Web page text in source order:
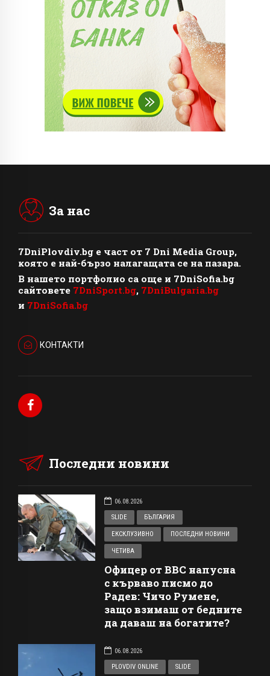
За нас
7DniPlovdiv.bg e част от 7 Dni Media Group,
която е най-бързо налагащата се на пазара.
В нашето портфолио са още и 7DniSofia.bg
сайтовете 7DniSport.bg, 7DniBulgaria.bg
и 7DniSofia.bg
КОНТАКТИ
Последни новини
06.08.2026
SLIDE
БЪЛГАРИЯ
ЕКСКЛУЗИВНО ПОСЛЕДНИ НОВИНИ
ЧЕТИВА
Офицер от ВВС напусна
с кърваво писмо до
Радев: Чичо Румене,
защо взимаш от бедните
да даваш на богатите?
06.08.2026
PLOVDIV ONLINE
SLIDE